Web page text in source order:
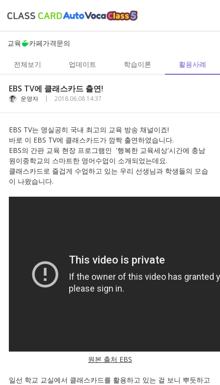
교육 카페가격문의
전체보기 업데이트 학습이론 활용사례
EBS TV에 클래스카드 출연!
운영자 | 2018.06.08 14:37
EBS TV는 명실공히 국내 최고의 교육 방송 채널이죠!
바로 이 EBS TV에 클래스카드가 깜짝 출연하였습니다.
EBS의 간판 교육 현장 프로그램인 '행복한 교육세상'시간에 충남
원이중학교의 스마트한 영어수업이 소개되었는데요.
클래스카드로 즐겁게 수업하고 있는 우리 선생님과 학생들의 모습
이 나왔습니다.
원본 출처 EBS
일선 학교 교실에서 클래스카드를 활용하고 있는 걸 보니 뿌듯하고